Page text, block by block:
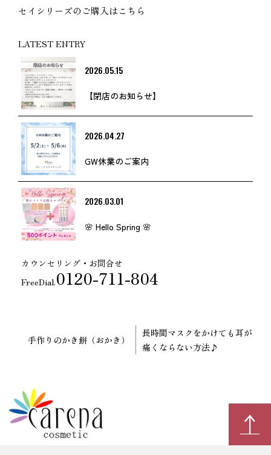
セイシリーズのご購入はこちら
LATEST ENTRY
2026.05.15
【閉店のお知らせ】
2026.04.27
GW休業のご案内
2026.03.01
🌸 Hello Spring 🌸
カウンセリング・お問合せ
FreeDial.0120-711-804
手作りのかき餅（おかき）
長時間マスクをかけても耳が
痛くならない方法♪